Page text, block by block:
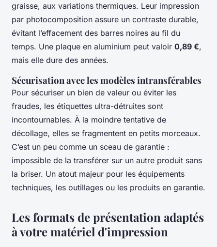
graisse, aux variations thermiques. Leur impression
par photocomposition assure un contraste durable,
évitant l’effacement des barres noires au fil du
temps. Une plaque en aluminium peut valoir 0,89 €,
mais elle dure des années.
Sécurisation avec les modèles intransférables
Pour sécuriser un bien de valeur ou éviter les
fraudes, les étiquettes ultra-détruites sont
incontournables. À la moindre tentative de
décollage, elles se fragmentent en petits morceaux.
C’est un peu comme un sceau de garantie :
impossible de la transférer sur un autre produit sans
la briser. Un atout majeur pour les équipements
techniques, les outillages ou les produits en garantie.
Les formats de présentation adaptés
à votre matériel d'impression